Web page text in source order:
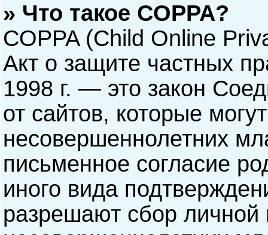
» Что такое COPPA?
COPPA (Child Online
Акт о защите частных
1998 г. — это закон
от сайтов, которые
несовершеннолетних
письменное согласие
иного вида
разрешают сбор